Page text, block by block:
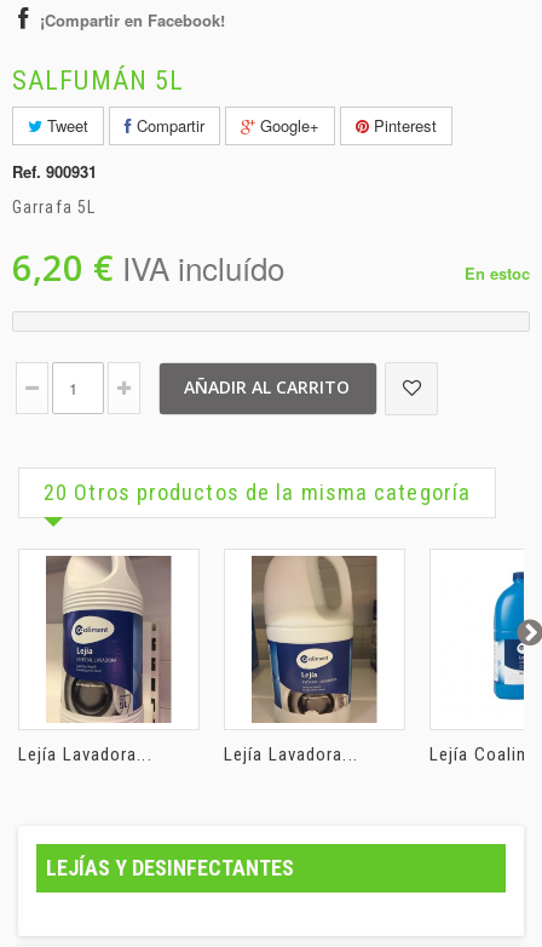
¡Compartir en Facebook!
SALFUMÁN 5L
Tweet Compartir Google+
Pinterest
Ref. 900931
Garrafa 5L
6,20 € IVA incluído En estoc
AÑADIR AL CARRITO
20 Otros productos de la misma categoría
Lejía Lavadora... Lejía Lavadora... Lejía
LEJÍAS Y DESINFECTANTES